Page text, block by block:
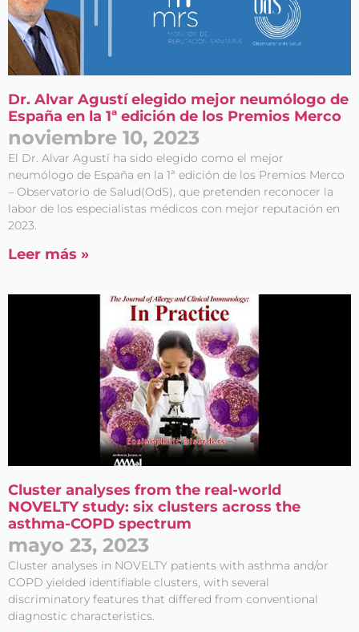
Dr. Alvar Agustí elegido mejor neumólogo de
España en la 1ª edición de los Premios Merco
noviembre 10, 2023
El Dr. Alvar Agustí ha sido elegido como el mejor
neumólogo de España en la 1ª edición de los Premios Merco
– Observatorio de Salud(OdS), que pretenden reconocer la
labor de los especialistas médicos con mejor reputación en
2023.
Leer más »
Cluster analyses from the real-world
NOVELTY study: six clusters across the
asthma-COPD spectrum
mayo 23, 2023
Cluster analyses in NOVELTY patients with asthma and/or
COPD yielded identifiable clusters, with several
discriminatory features that differed from conventional
diagnostic characteristics.